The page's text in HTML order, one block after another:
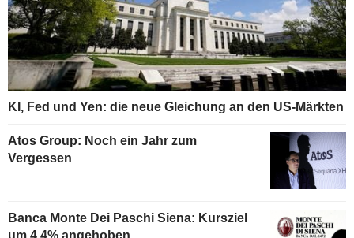
KI, Fed und Yen: die neue Gleichung an den US-Märkten
Atos Group: Noch ein Jahr zum
Vergessen
Banca Monte Dei Paschi Siena: Kursziel